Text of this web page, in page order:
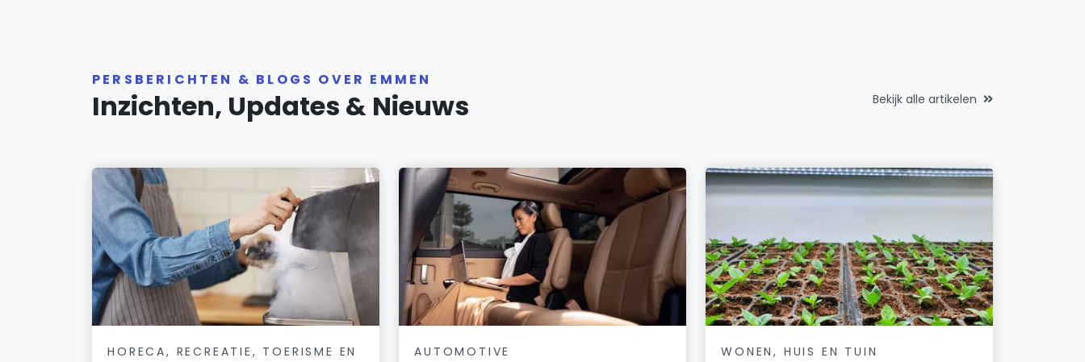
PERSBERICHTEN & BLOGS OVER EMMEN
Inzichten, Updates & Nieuws Bekijk alle artikelen
HORECA, RECREATIE, TOERISME EN
AUTOMOTIVE WONEN, HUIS EN TUIN